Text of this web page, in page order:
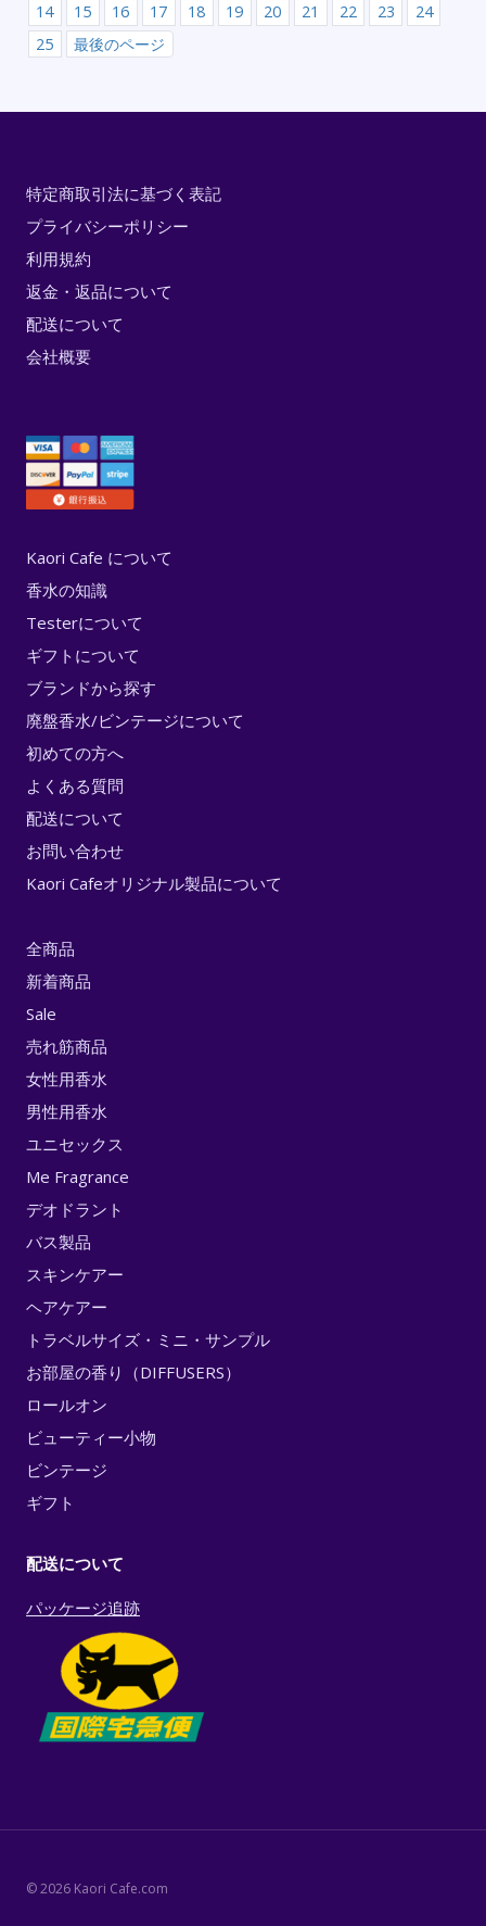
14
15 16 17 18 19 20 21 22 23
24
25
最後のページ
特定商取引法に基づく表記
プライバシーポリシー
利用規約
返金・返品について
配送について
会社概要
Kaori Cafe について
香水の知識
Testerについて
ギフトについて
ブランドから探す
廃盤香水/ビンテージについて
初めての方へ
よくある質問
配送について
お問い合わせ
Kaori Cafeオリジナル製品について
全商品
新着商品
Sale
売れ筋商品
女性用香水
男性用香水
ユニセックス
Me Fragrance
デオドラント
バス製品
スキンケアー
ヘアケアー
トラベルサイズ・ミニ・サンプル
お部屋の香り（DIFFUSERS）
ロールオン
ビューティー小物
ビンテージ
ギフト
配送について
パッケージ追跡
© 2026 Kaori Cafe.com